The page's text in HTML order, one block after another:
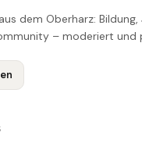
dem Oberharz: Bildung,
– moderiert und